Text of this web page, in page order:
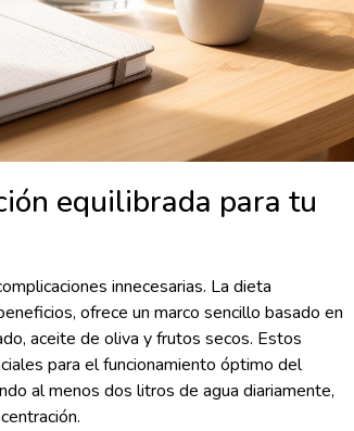
equilibrada para tu
innecesarias. La dieta
ofrece un marco sencillo basado en
aceite de oliva y frutos secos. Estos
para el funcionamiento óptimo del
al menos dos litros de agua diariamente,